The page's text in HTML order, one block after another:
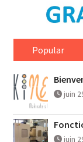
Popular
juin
juin